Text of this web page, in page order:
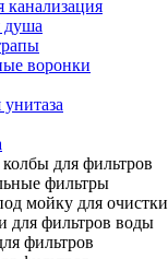
канализация
душа
воронки
для фильтров
фильтры
мойку для очистки
для фильтров воды
фильтров